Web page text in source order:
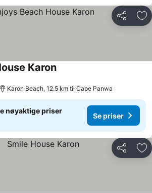
Del
KaronSe priser
Karon Beach, 12.5 km til Cape Panwa
nøyaktige priser
Se priser
Del